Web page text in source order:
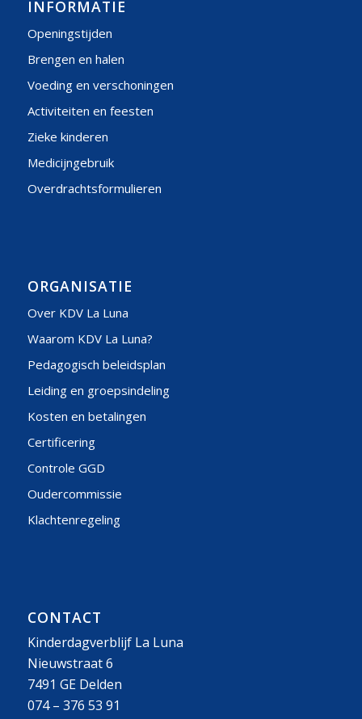
INFORMATIE
Openingstijden
Brengen en halen
Voeding en verschoningen
Activiteiten en feesten
Zieke kinderen
Medicijngebruik
Overdrachtsformulieren
ORGANISATIE
Over KDV La Luna
Waarom KDV La Luna?
Pedagogisch beleidsplan
Leiding en groepsindeling
Kosten en betalingen
Certificering
Controle GGD
Oudercommissie
Klachtenregeling
CONTACT
Kinderdagverblijf La Luna
Nieuwstraat 6
7491 GE Delden
074 – 376 53 91